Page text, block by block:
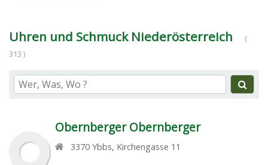
Uhren und Schmuck Niederösterreich
(
313 )
Obernberger Obernberger
3370 Ybbs, Kirchengasse 11